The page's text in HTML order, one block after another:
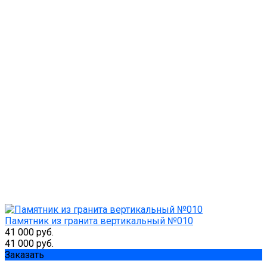
Памятник из гранита вертикальный №010
41 000 руб.
41 000 руб.
Заказать